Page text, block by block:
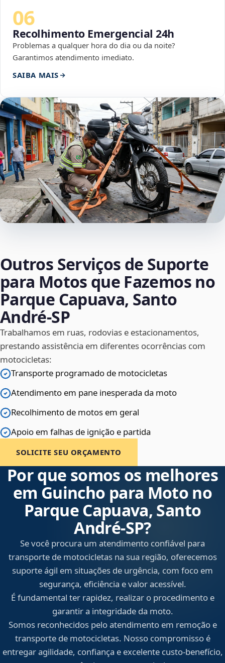
06
Recolhimento Emergencial 24h
Problemas a qualquer hora do dia ou da noite?
Garantimos atendimento imediato.
SAIBA MAIS
Outros Serviços de Suporte
para Motos que Fazemos no
Parque Capuava, Santo
André‑SP
Trabalhamos em ruas, rodovias e estacionamentos,
prestando assistência em diferentes ocorrências com
motocicletas:
Transporte programado de motocicletas
Atendimento em pane inesperada da moto
Recolhimento de motos em geral
Apoio em falhas de ignição e partida
SOLICITE SEU ORÇAMENTO
Por que somos os melhores
em Guincho para Moto no
Parque Capuava, Santo
André‑SP?
Se você procura um atendimento confiável para
transporte de motocicletas na sua região, oferecemos
suporte ágil em situações de urgência, com foco em
segurança, eficiência e valor acessível.
É fundamental ter rapidez, realizar o procedimento e
garantir a integridade da moto.
Somos reconhecidos pelo atendimento em remoção e
transporte de motocicletas. Nosso compromisso é
entregar agilidade, confiança e excelente custo-benefício,